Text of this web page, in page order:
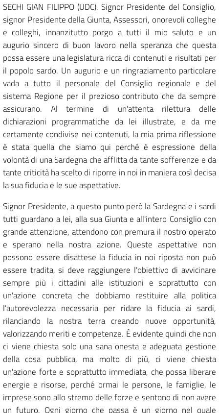
SECHI GIAN FILIPPO (UDC). Signor Presidente del Consiglio,
signor Presidente della Giunta, Assessori, onorevoli colleghe
e colleghi, innanzitutto porgo a tutti il mio saluto e un
augurio sincero di buon lavoro nella speranza che questa
possa essere una legislatura ricca di contenuti e risultati per
il popolo sardo. Un augurio e un ringraziamento particolare
vada a tutto il personale del Consiglio regionale e del
sistema Regione per il prezioso contributo che da sempre
assicurano. Al termine di un'attenta rilettura delle
dichiarazioni programmatiche da lei illustrate, e da me
certamente condivise nei contenuti, la mia prima riflessione
è stata quella che siamo qui perché è espressione della
volontà di una Sardegna che afflitta da tante sofferenze e da
tante criticità ha scelto di riporre in noi in maniera così decisa
la sua fiducia e le sue aspettative.
Signor Presidente, a questo punto però la Sardegna e i sardi
tutti guardano a lei, alla sua Giunta e all'intero Consiglio con
grande attenzione, attendono con premura il nostro operato
e sperano nella nostra azione. Queste aspettative non
possono essere disattese la fiducia in noi riposta non può
essere tradita, si deve raggiungere l'obiettivo di avvicinare
sempre più i cittadini alle istituzioni e soprattutto con
un'azione concreta che dobbiamo restituire alla politica
l'autorevolezza necessaria per ridare la fiducia ai sardi,
rilanciando la nostra terra creando nuove opportunità,
valorizzando meriti e competenze. È evidente quindi che non
ci viene chiesta solo una sana onesta e adeguata gestione
della cosa pubblica, ma molto di più, ci viene chiesta
un'azione forte e soprattutto immediata, che possa liberare
energie e risorse, perché ormai le persone, le famiglie, le
imprese sono allo stremo delle forze e sentono di non avere
un futuro. Ogni giorno che passa è un giorno nel quale